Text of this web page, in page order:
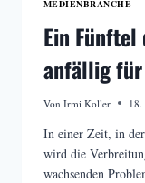
MEDIENBRANCHE
Ein
anfällig
Von Irmi Koller
In einer Zeit, in
wird die
wachsenden